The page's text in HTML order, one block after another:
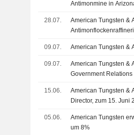
Antimonmine in
28.07.
American Tungsten &
09.07. American Tungsten &
09.07.
American Tungsten &
Government
15.06.
American Tungsten &
Director, zum 15. Juni
05.06.
American Tungsten
um 8%